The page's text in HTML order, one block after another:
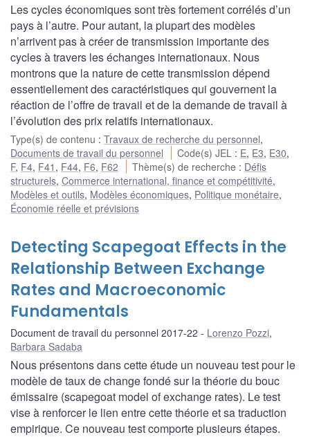
Les cycles économiques sont très fortement corrélés d’un
pays à l’autre. Pour autant, la plupart des modèles
n’arrivent pas à créer de transmission importante des
cycles à travers les échanges internationaux. Nous
montrons que la nature de cette transmission dépend
essentiellement des caractéristiques qui gouvernent la
réaction de l’offre de travail et de la demande de travail à
l’évolution des prix relatifs internationaux.
Type(s) de contenu : Travaux de recherche du personnel,
Documents de travail du personnel
Code(s) JEL : E, E3, E30,
F, F4, F41 , F44, F6, F62 Thème(s) de recherche : Défis
structurels, Commerce international, finance et compétitivité,
Modèles et outils, Modèles économiques, Politique monétaire,
Économie réelle et prévisions
Detecting Scapegoat Effects in the
Relationship Between Exchange
Rates and Macroeconomic
Fundamentals
Document de travail du personnel 2017-22 Lorenzo Pozzi,
Barbara Sadaba
Nous présentons dans cette étude un nouveau test pour le
modèle de taux de change fondé sur la théorie du bouc
émissaire (scapegoat model of exchange rates). Le test
vise à renforcer le lien entre cette théorie et sa traduction
empirique. Ce nouveau test comporte plusieurs étapes.